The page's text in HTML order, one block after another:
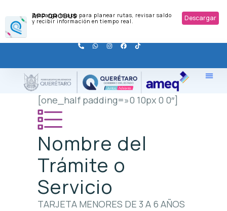
APP QROBUS
Descarga la app para planear rutas, revisar saldo
y recibir información en tiempo real.
Descargar
[one_half padding=»0 10px 0 0″]
Nombre del
Trámite o
Servicio
TARJETA MENORES DE 3 A 6 AÑOS